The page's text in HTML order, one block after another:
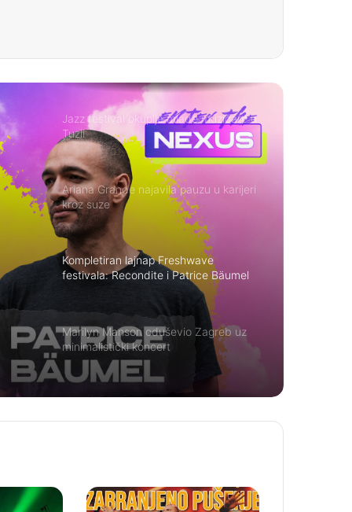
Jazz festival okuplja mlade muzičare u
Tuzli
Ariana Grande najavila pauzu u karijeri
kroz suze
Kompletiran lajnap Freshwave
festivala: Recondite i Patrice Bäumel
zaokružili izvođački program na
Marilyn Manson oduševio Zagreb uz
minimalistički koncert